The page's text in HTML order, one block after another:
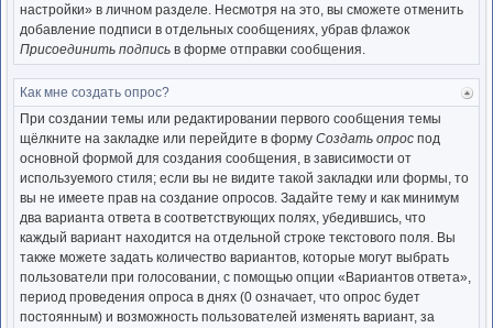
настройки» в личном разделе. Несмотря на это, вы сможете отменить
добавление подписи в отдельных сообщениях, убрав флажок
Присоединить подпись в форме отправки сообщения.
Как мне создать опрос?
При создании темы или редактировании первого сообщения темы
щёлкните на закладке или перейдите в форму Создать опрос под
основной формой для создания сообщения, в зависимости от
используемого стиля; если вы не видите такой закладки или формы, то
вы не имеете прав на создание опросов. Задайте тему и как минимум
два варианта ответа в соответствующих полях, убедившись, что
каждый вариант находится на отдельной строке текстового поля. Вы
также можете задать количество вариантов, которые могут выбрать
пользователи при голосовании, с помощью опции «Вариантов ответа»,
период проведения опроса в днях (0 означает, что опрос будет
постоянным) и возможность пользователей изменять вариант, за